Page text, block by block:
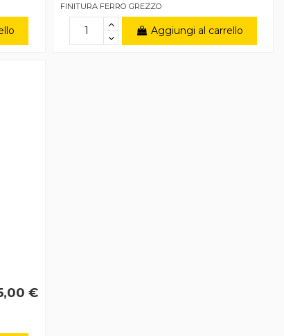
FINITURA FERRO GREZZO
Aggiungi al carrello
€